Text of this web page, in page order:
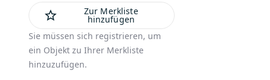
star_outline Zur Merkliste
hinzufügen
Sie müssen sich registrieren, um
ein Objekt zu Ihrer Merkliste
hinzuzufügen.